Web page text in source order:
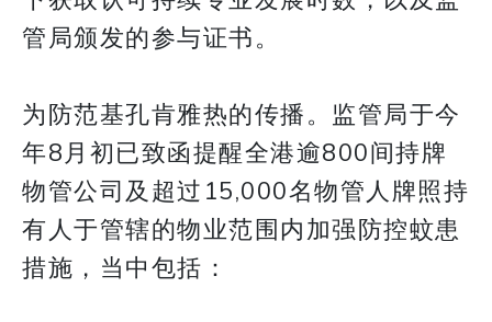
管局颁发的参与证书。
为防范基孔肯雅热的传播。监管局于今
年8月初已致函提醒全港逾800间持牌
物管公司及超过15,000名物管人牌照持
有人于管辖的物业范围内加强防控蚊患
措施，当中包括：